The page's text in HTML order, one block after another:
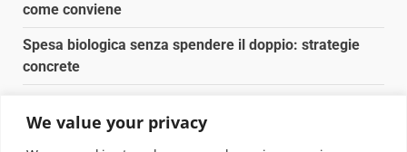
We value your privacy
come conviene
Spesa biologica senza spendere il doppio: strategie
concrete
Pulizia naturale della casa: 3 ingredienti che